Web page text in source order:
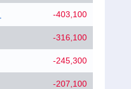
-403,100
-316,100
-245,300
-207,100